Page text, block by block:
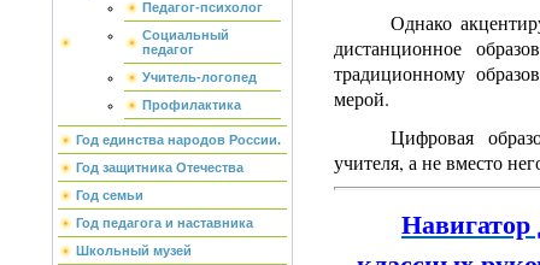
Педагог-психолог
Социальный
педагог
Учитель-логопед
Профилактика
Год единства народов России.
Год защитника Отечества
Год семьи
Год педагога и наставника
Школьный музей
Однако
дистанционное
традиционному
мерой.
Цифровая
учителя, а не вместо